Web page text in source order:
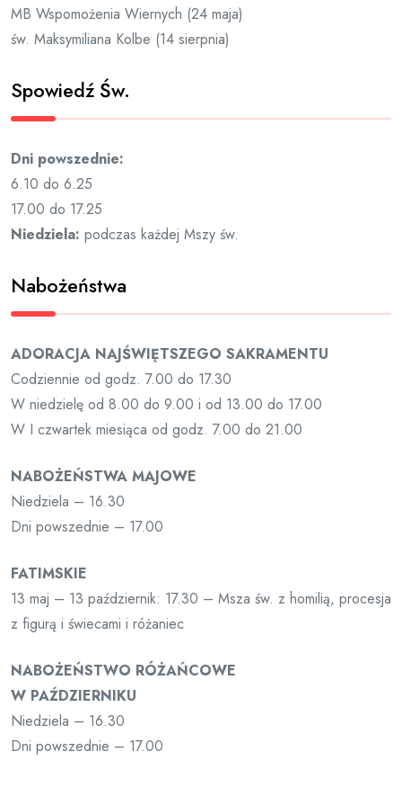
MB Wspomożenia Wiernych (24 maja)
św. Maksymiliana Kolbe (14 sierpnia)
Spowiedź Św.
Dni powszednie:
6.10 do 6.25
17.00 do 17.25
Niedziela: podczas każdej Mszy św.
Nabożeństwa
ADORACJA NAJŚWIĘTSZEGO SAKRAMENTU
Codziennie od godz. 7.00 do 17.30
W niedzielę od 8.00 do 9.00 i od 13.00 do 17.00
W I czwartek miesiąca od godz. 7.00 do 21.00
NABOŻEŃSTWA MAJOWE
Niedziela – 16.30
Dni powszednie – 17.00
FATIMSKIE
13 maj – 13 październik: 17.30 – Msza św. z homilią, procesja
z figurą i świecami i różaniec
NABOŻEŃSTWO RÓŻAŃCOWE
W PAŹDZIERNIKU
Niedziela – 16.30
Dni powszednie – 17.00